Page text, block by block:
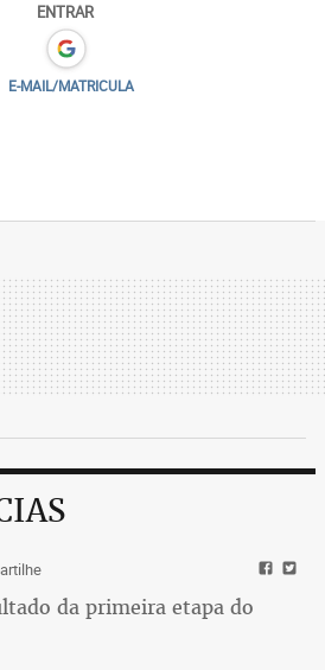
ENTRAR
E-MAIL/MATRICULA
da primeira etapa do